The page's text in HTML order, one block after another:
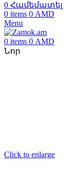
0 Համեմատել
0 items 0 AMD
Menu
0 items 0 AMD
Նոր
Click to enlarge